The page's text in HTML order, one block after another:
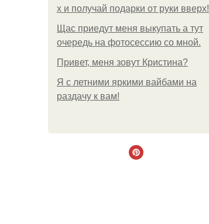
х и получай подарки от руки вверх!
Щас приедут меня выкупать а тут
очередь на фотосессию со мной.
Привет, меня зовут Кристина?
Я с летними яркими вайбами на
раздачу к вам!